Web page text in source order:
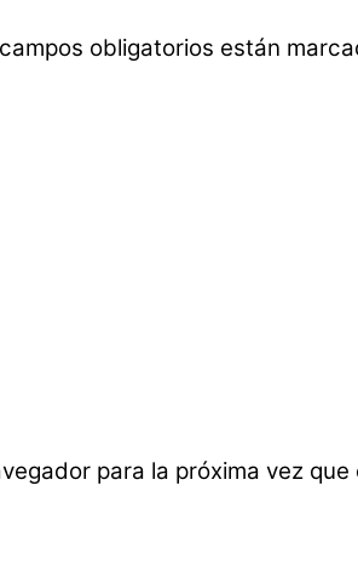
obligatorios están
para la próxima vez que